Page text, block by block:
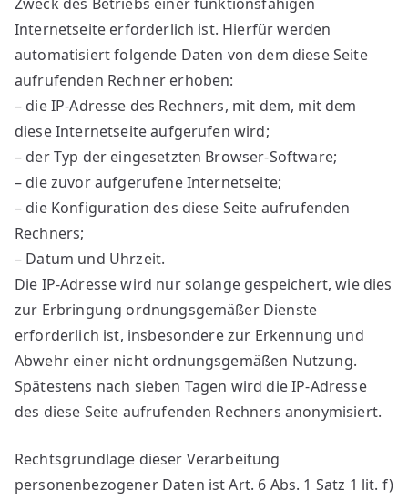
Internetseite erforderlich ist. Hierfür werden
automatisiert folgende Daten von dem diese Seite
aufrufenden Rechner erhoben:
– die IP-Adresse des Rechners, mit dem, mit dem
diese Internetseite aufgerufen wird;
– der Typ der eingesetzten Browser-Software;
– die zuvor aufgerufene Internetseite;
– die Konfiguration des diese Seite aufrufenden
Rechners;
– Datum und Uhrzeit.
Die IP-Adresse wird nur solange gespeichert, wie dies
zur Erbringung ordnungsgemäßer Dienste
erforderlich ist, insbesondere zur Erkennung und
Abwehr einer nicht ordnungsgemäßen Nutzung.
Spätestens nach sieben Tagen wird die IP-Adresse
des diese Seite aufrufenden Rechners anonymisiert.
Rechtsgrundlage dieser Verarbeitung
personenbezogener Daten ist Art. 6 Abs. 1 Satz 1 lit. f)